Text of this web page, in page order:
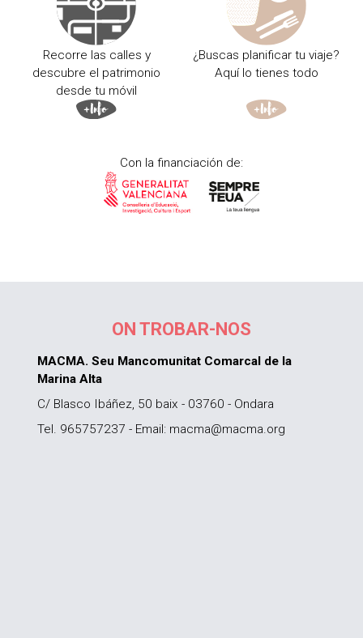
Recorre las calles y
descubre el patrimonio
desde tu móvil
¿Buscas planificar tu viaje?
Aquí lo tienes todo
Con la financiación de:
ON TROBAR-NOS
MACMA. Seu Mancomunitat Comarcal de la
Marina Alta
C/ Blasco Ibáñez, 50 baix - 03760 - Ondara
Tel. 965757237 - Email: macma@macma.org